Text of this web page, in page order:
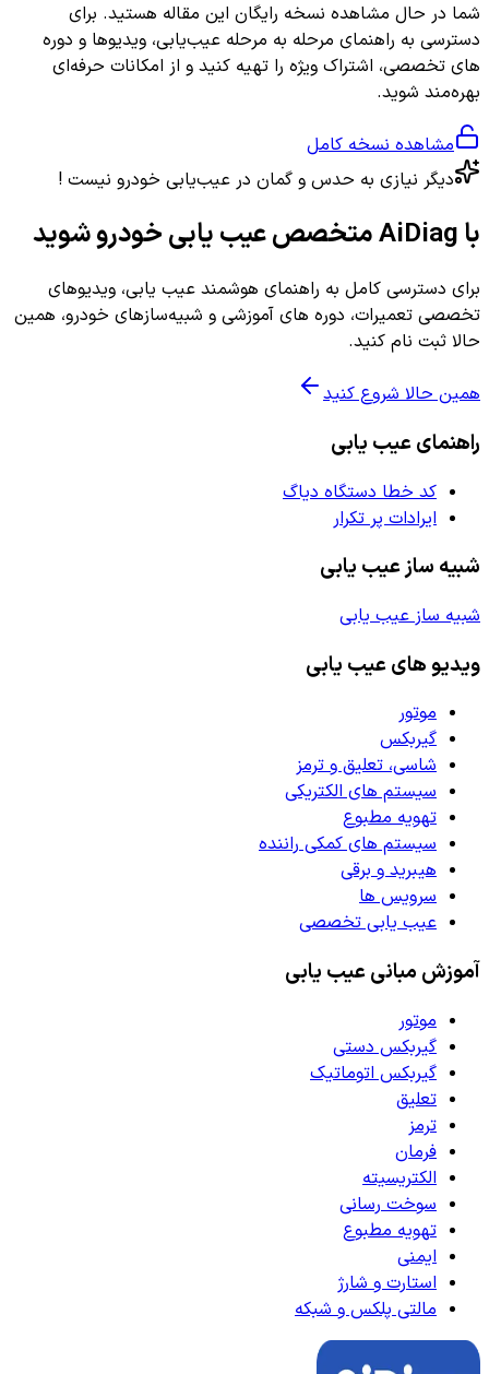
شما در حال مشاهده نسخه رایگان این مقاله هستید. برای
دسترسی به راهنمای مرحله به مرحله عیب‌یابی، ویدیوها و دوره
های تخصصی، اشتراک ویژه را تهیه کنید و از امکانات حرفه‌ای
بهره‌مند شوید.
مشاهده نسخه کامل
دیگر نیازی به حدس و گمان در عیب‌یابی خودرو نیست !
با AiDiag متخصص عیب یابی خودرو شوید
برای دسترسی کامل به راهنمای هوشمند عیب یابی، ویدیوهای
تخصصی تعمیرات، دوره های آموزشی و شبیه‌سازهای خودرو، همین
حالا ثبت نام کنید.
همین حالا شروع کنید
راهنمای عیب یابی
کد خطا دستگاه دیاگ
ایرادات پر تکرار
شبیه ساز عیب یابی
شبیه ساز عیب یابی
ویدیو های عیب یابی
موتور
گیربکس
شاسی، تعلیق و ترمز
سیستم های الکتریکی
تهویه مطبوع
سیستم های کمکی راننده
هیبرید و برقی
سرویس ها
عیب یابی تخصصی
آموزش مبانی عیب یابی
موتور
گیربکس دستی
گیربکس اتوماتیک
تعلیق
ترمز
فرمان
الکتریسیته
سوخت رسانی
تهویه مطبوع
ایمنی
استارت و شارژ
مالتی پلکس و شبکه